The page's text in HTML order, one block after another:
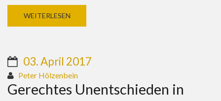
WEITERLESEN
03. April 2017
Peter Hölzenbein
Gerechtes Unentschieden in